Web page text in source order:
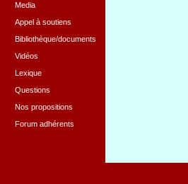
Media
Appel à soutiens
Bibliothèque/documents
Vidéos
Lexique
Questions
Nos propositions
Forum adhérents